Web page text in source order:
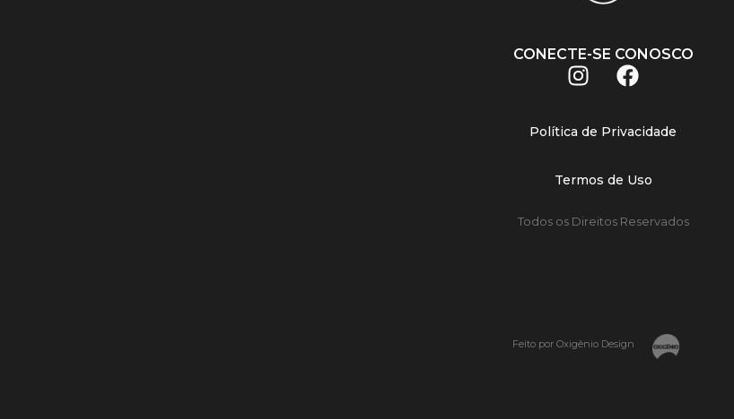
CONECTE-SE CONOSCO
Política de Privacidade
Termos de Uso
Todos os Direitos Reservados
Feito por Oxigênio Design